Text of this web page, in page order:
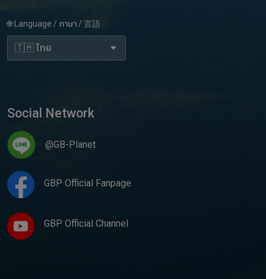
🌐 Language / ภาษา / 言語
Social Network
@GB-Planet
GBP Official Fanpage
GBP Official Channel